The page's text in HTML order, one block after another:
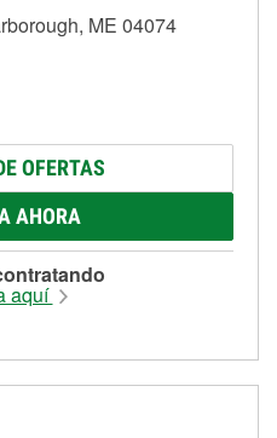
ME 04074
OFERTAS
AHORA
aquí